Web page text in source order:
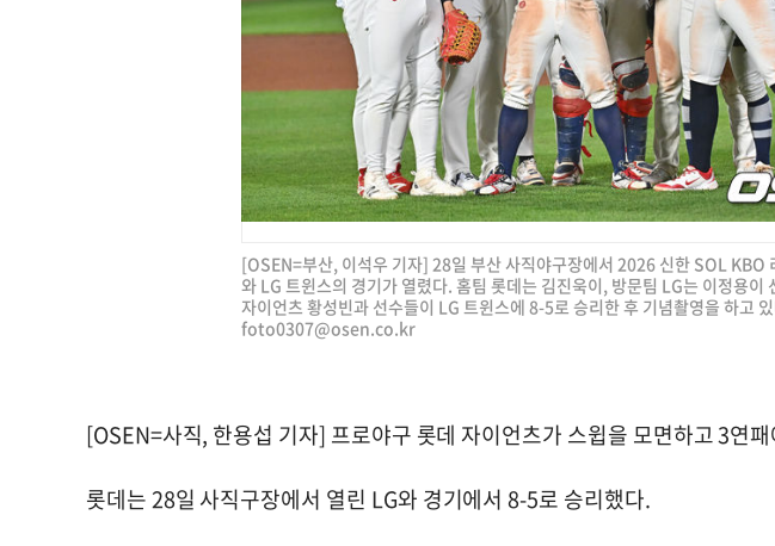
[OSEN=부산, 이석우 기자] 28일 부산 사직야구장에서 2026 신한 SOL KBO
와 LG 트윈스의 경기가 열렸다. 홈팀 롯데는 김진욱이, 방문팀 LG는 이정용이
자이언츠 황성빈과 선수들이 LG 트윈스에 8-5로 승리한 후 기념촬영을 하고
foto0307@osen.co.kr
[OSEN=사직, 한용섭 기자] 프로야구 롯데 자이언츠가 스윕을 모면하고 3연
롯데는 28일 사직구장에서 열린 LG와 경기에서 8-5로 승리했다.